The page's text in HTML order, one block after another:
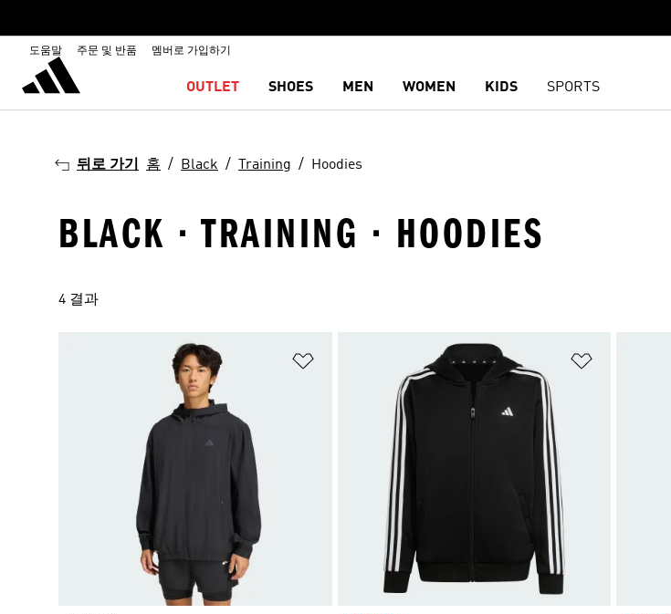
도움말 주문 및 반품 멤버로 가입하기
OUTLET SHOES MEN WOMEN KIDS SPORTS
뒤로 가기 홈 Black Training Hoodies
BLACK · TRAINING · HOODIES
4 결과